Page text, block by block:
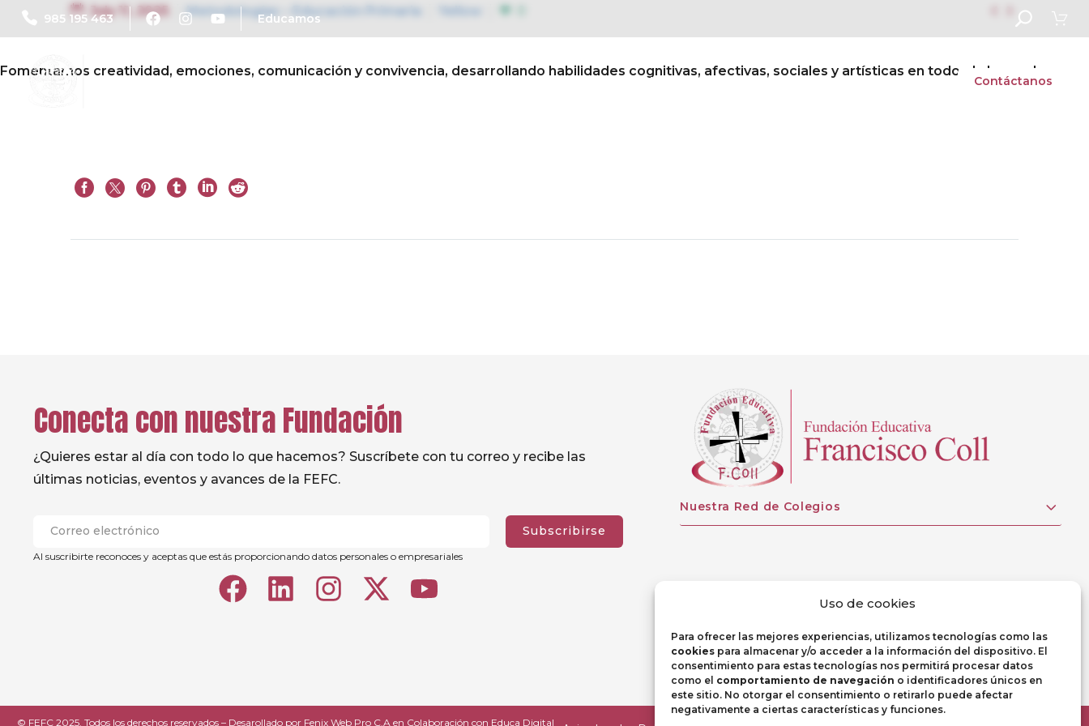
Uso de cookies
Para ofrecer las mejores experiencias, utilizamos tecnologías como las
cookies para almacenar y/o acceder a la información del dispositivo. El
consentimiento para estas tecnologías nos permitirá procesar datos
como el comportamiento de navegación o identificadores únicos en
este sitio. No otorgar el consentimiento o retirarlo puede afectar
negativamente a ciertas características y funciones.
985 195 463 Educamos
Así educamos Vida escolar Contáctanos
July 11, 2025 Metodologías – Educación Primaria
Fomentamos creatividad, emociones, comunicación y convivencia, desarrollando habilidades cognitivas, afectivas, sociales y artísticas en todo el alumnado
Conecta con nuestra Fundación
¿Quieres estar al día con todo lo que hacemos? Suscríbete con tu correo y recibe las
últimas noticias, eventos y avances de la FEFC.
Subscribirse
Al suscribirte reconoces y aceptas que estás proporcionando datos personales o empresariales
Nuestra Red de Colegios
© FEFC 2025. Todos los derechos reservados – Desarollado por Fenix Web Pro C.A en Colaboración con Educa Digital